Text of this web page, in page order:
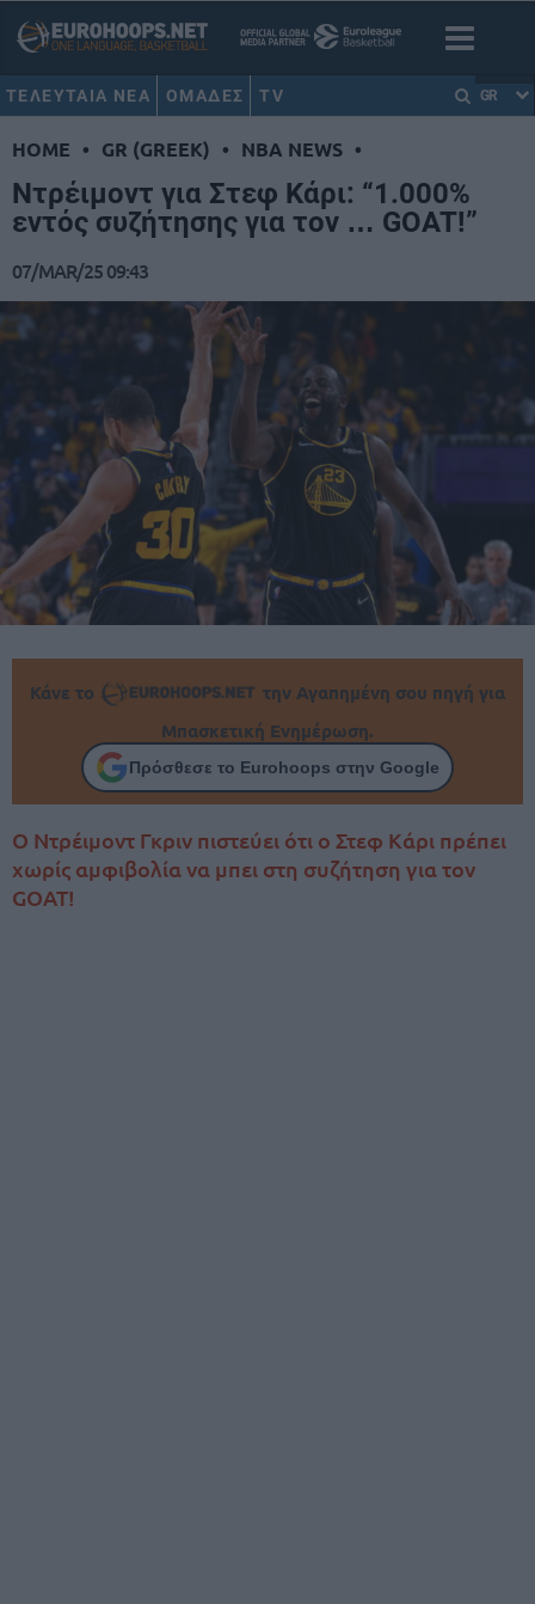
ΤΕΛΕΥΤΑΙΑ ΝΕΑ ΟΜΑΔΕΣ TV GR
HOME • GR (GREEK) • NBA NEWS •
Ντρέιμοντ για Στεφ Κάρι: “1.000%
εντός συζήτησης για τον … GOAT!”
07/MAR/25 09:43
Κάνε το
την Αγαπημένη σου πηγή για
Μπασκετική Ενημέρωση.
Πρόσθεσε το Eurohoops στην Google
Ο Ντρέιμοντ Γκριν πιστεύει ότι ο Στεφ Κάρι πρέπει
χωρίς αμφιβολία να μπει στη συζήτηση για τον
GOAT!